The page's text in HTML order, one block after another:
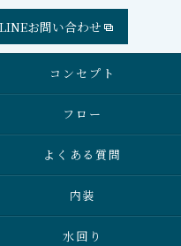
LINEお問い合わせ
コンセプト
フロー
よくある質問
内装
水回り